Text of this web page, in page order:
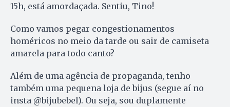
15h, está amordaçada. Sentiu, Tino!
Como vamos pegar congestionamentos
homéricos no meio da tarde ou sair de camiseta
amarela para todo canto?
Além de uma agência de propaganda, tenho
também uma pequena loja de bijus (segue aí no
insta @bijubebel). Ou seja, sou duplamente